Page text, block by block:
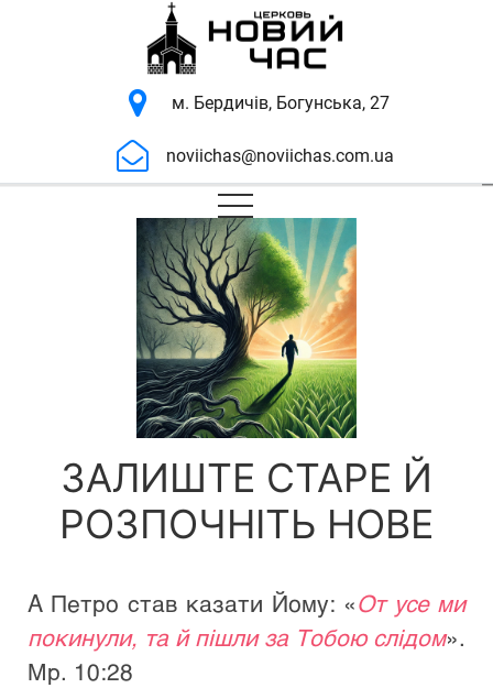
м. Бердичів, Богунська, 27
noviichas@noviichas.com.ua
ЗАЛИШТЕ СТАРЕ Й
РОЗПОЧНІТЬ НОВЕ
А Петро став казати Йому: «От усе ми
покинули, та й пішли за Тобою слідом».
Мр. 10:28